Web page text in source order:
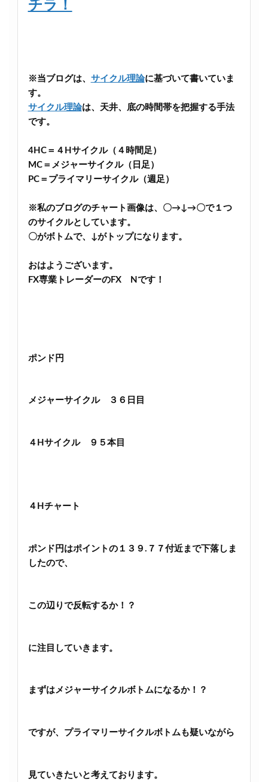
チラ！
※当ブログは、 サイクル理論に基づいて書いていま
す。
サイクル理論は、天井、底の時間帯を把握する手法
です。
4HC＝４Hサイクル（４時間足）
MC＝メジャーサイクル（日足）
PC＝プライマリーサイクル（週足）
※私のブログのチャート画像は、〇→↓→〇で１つ
のサイクルとしています。
〇がボトムで、↓がトップになります。
おはようございます。
FX専業トレーダーのFX Nです！
ポンド円
メジャーサイクル ３６日目
４Hサイクル ９５本目
４Hチャート
ポンド円はポイントの１３９.７７付近まで下落しま
したので、
この辺りで反転するか！？
に注目していきます。
まずはメジャーサイクルボトムになるか！？
ですが、プライマリーサイクルボトムも疑いながら
見ていきたいと考えております。